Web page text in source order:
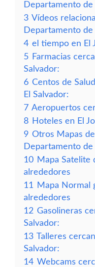
Departamento de
3 Vídeos
Departamento de
4 el tiempo en El
5 Farmacias
Salvador:
6 Centos de
El Salvador:
7 Aeropuertos
8 Hoteles en El
9 Otros Mapas
Departamento
10 Mapa Satelite
alrededores
11
Mapa Normal
alrededores
12 Gasolineras
Salvador:
13 Talleres
Salvador:
14 Webcams